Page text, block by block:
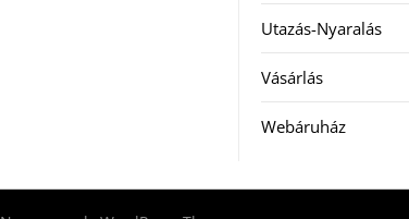
Utazás-Nyaralás
Vásárlás
Webáruház